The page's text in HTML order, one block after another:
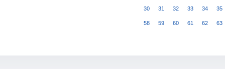
30 31 32 33 34 35
58 59 60 61 62 63